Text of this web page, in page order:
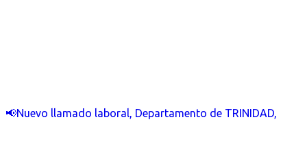
📢Nuevo llamado laboral, Departamento de TRINIDAD,